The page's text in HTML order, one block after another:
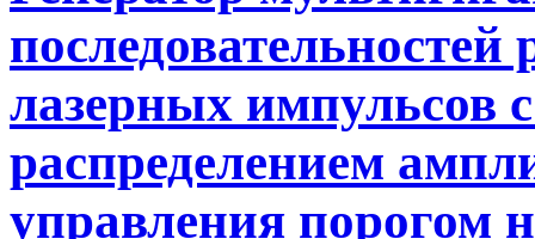
лазерных импульсов
распределением
управления порогом